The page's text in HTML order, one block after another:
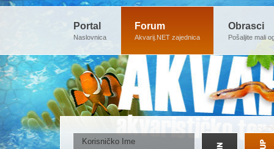
Portal
Naslovnica
Forum
Akvarij.NET zajednica
Obrasci
Pošaljite mali